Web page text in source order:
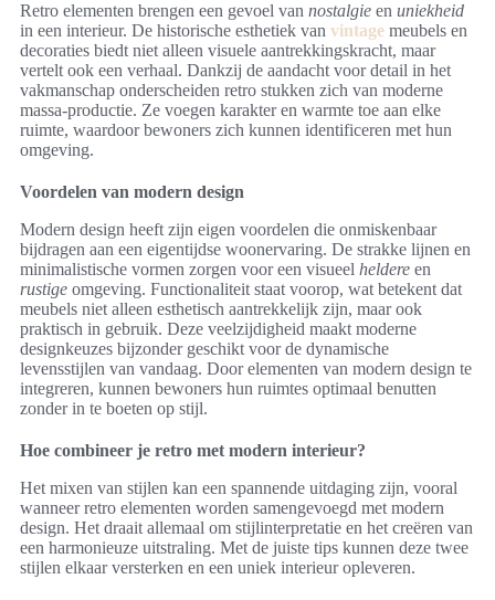
Retro elementen brengen een gevoel van nostalgie en uniekheid
in een interieur. De historische esthetiek van vintage meubels en
decoraties biedt niet alleen visuele aantrekkingskracht, maar
vertelt ook een verhaal. Dankzij de aandacht voor detail in het
vakmanschap onderscheiden retro stukken zich van moderne
massa-productie. Ze voegen karakter en warmte toe aan elke
ruimte, waardoor bewoners zich kunnen identificeren met hun
omgeving.
Voordelen van modern design
Modern design heeft zijn eigen voordelen die onmiskenbaar
bijdragen aan een eigentijdse woonervaring. De strakke lijnen en
minimalistische vormen zorgen voor een visueel heldere en
rustige omgeving. Functionaliteit staat voorop, wat betekent dat
meubels niet alleen esthetisch aantrekkelijk zijn, maar ook
praktisch in gebruik. Deze veelzijdigheid maakt moderne
designkeuzes bijzonder geschikt voor de dynamische
levensstijlen van vandaag. Door elementen van modern design te
integreren, kunnen bewoners hun ruimtes optimaal benutten
zonder in te boeten op stijl.
Hoe combineer je retro met modern interieur?
Het mixen van stijlen kan een spannende uitdaging zijn, vooral
wanneer retro elementen worden samengevoegd met modern
design. Het draait allemaal om stijlinterpretatie en het creëren van
een harmonieuze uitstraling. Met de juiste tips kunnen deze twee
stijlen elkaar versterken en een uniek interieur opleveren.